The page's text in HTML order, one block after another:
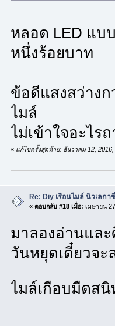
หลอด LED แบ
หนึ่งร้อยบาท
ข้อดีแสงสว่างก
ไมล์
ไม่เข้าใจอะไร
« แก้ไขครั้งสุดท้าย: ธันวาคม 12,
Re: Diy เรือนไมล์ นิวเลกาซี่
« ตอบกลับ #18 เมื่อ: เมษายน
มาลองอ่านแล
วันหยุดเดี๋ยวจ
ไมล์เกือบมืดสนิ